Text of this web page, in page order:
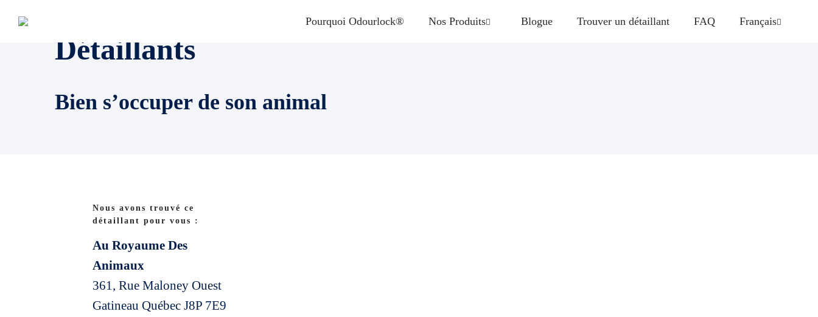
Pourquoi Odourlock® Nos Produits Blogue Trouver un détaillant FAQ Français
Détaillants
Bien s’occuper de son animal
Nous avons trouvé ce
détaillant pour vous :
Au Royaume Des
Animaux
361, Rue Maloney Ouest
Gatineau Québec J8P 7E9